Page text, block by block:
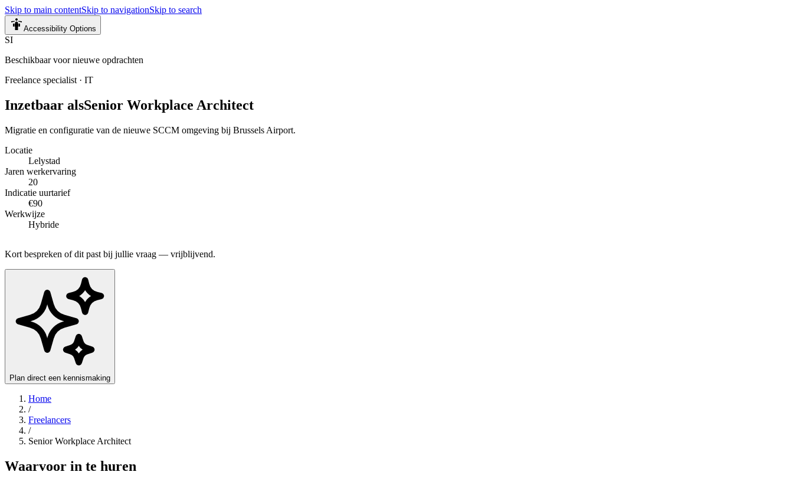
Skip to main contentSkip to navigationSkip to search
Accessibility Options
SI
Beschikbaar voor nieuwe opdrachten
Freelance specialist · IT
Inzetbaar alsSenior Workplace Architect
Migratie en configuratie van de nieuwe SCCM omgeving bij Brussels Airport.
Locatie
Lelystad
Jaren werkervaring
20
Indicatie uurtarief
€90
Werkwijze
Hybride
Kort bespreken of dit past bij jullie vraag — vrijblijvend.
Plan direct een kennismaking
Home
/
Freelancers
/
Senior Workplace Architect
Waarvoor in te huren